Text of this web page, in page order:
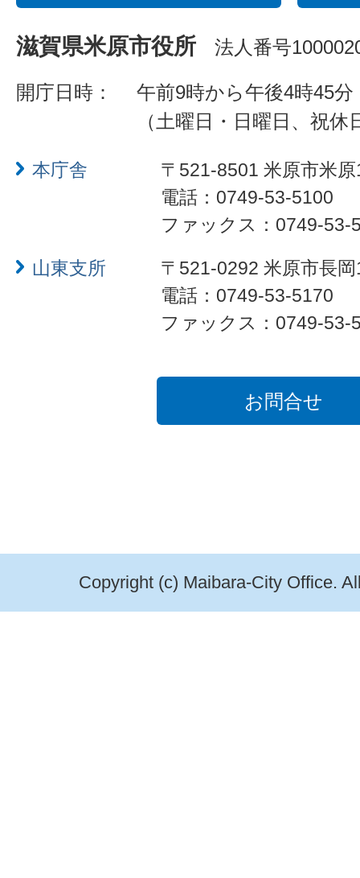
滋賀県米原市役所 法人番号
開庁日時：
午前9時から午後4時45分
（土曜日・日曜日、祝
本庁舎
〒521-8501 米原市米
電話：0749-53-5100
ファックス：0749-53-
山東支所
〒521-0292 米原市長
電話：0749-53-5170
ファックス：0749-53-
お問合せ
Copyright (c) Maibara-City Office.